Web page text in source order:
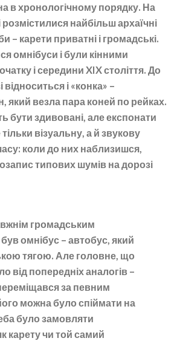
в хронологічному порядку. На
найбільш архаїчні
– карети приватні і громадські.
омнібуси і були кінними
і середини XIX століття. До
відноситься і «конка» –
який везла пара коней по рейках.
бути здивовані, але експонати
візуальну, а й звукову
коли до них наблизишся,
типових шумів на дорозі
громадським
омнібус – автобус, який
тягою. Але головне, що
від попередніх аналогів –
за певним
можна було спіймати на
було замовляти
карету чи той самий